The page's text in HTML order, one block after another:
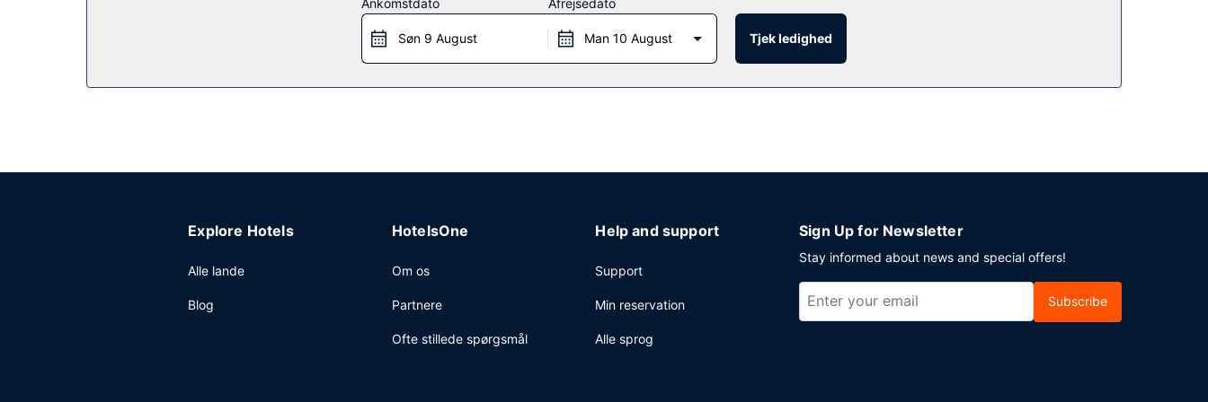
Få stillet sulten med retter med fisk og skaldyr på AMA Cane Bay, en restaurant ved stranden, hvor du kan spise udendørs og nyde udsigten til havet. Har du brug for
en pause? Få en drink ved en af stedets 2 barer/lounger.
Ankomstdato
Søn 9 August
Afrejsedato
Man 10 August Tjek ledighed
Explore Hotels
Alle lande
Blog
HotelsOne
Om os
Partnere
Ofte stillede spørgsmål
Help and support
Support
Min reservation
Alle sprog
Sign Up for Newsletter
Stay informed about news and special offers!
Subscribe